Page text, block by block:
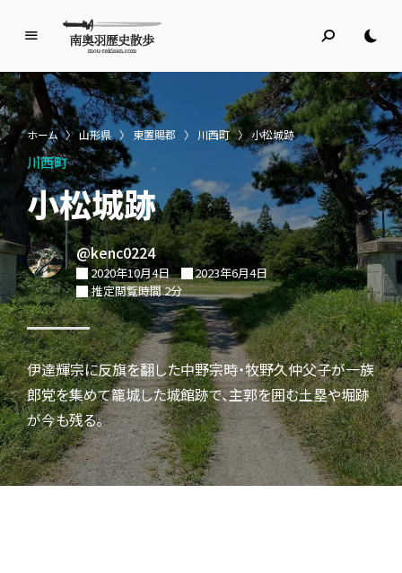
奥
羽
歴
史
散
歩
名所旧跡と館めぐり
ホーム 〉 山形県 〉 東置賜郡 〉 川西町 〉 小松城跡
川西町
小松城跡
@kenc0224
2020年10月4日
2023年6月4日
推定閲覧時間 2分
伊達輝宗に反旗を翻した中野宗時・牧野久仲父子が一族
郎党を集めて籠城した城館跡で、主郭を囲む土塁や堀跡
が今も残る。